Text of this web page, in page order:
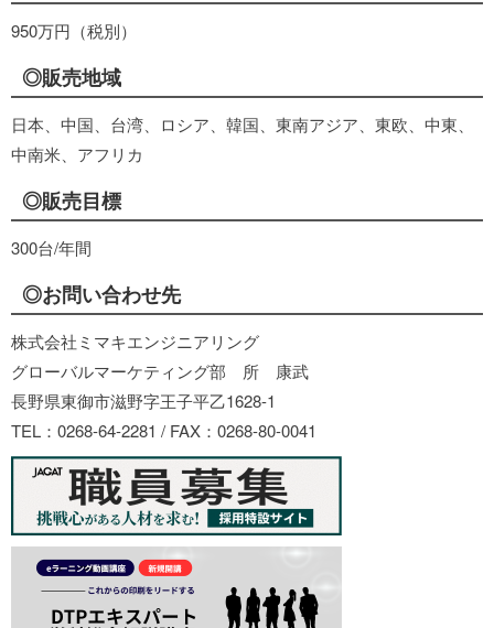
950万円（税別）
◎販売地域
日本、中国、台湾、ロシア、韓国、東南アジア、東欧、中東、
中南米、アフリカ
◎販売目標
300台/年間
◎お問い合わせ先
株式会社ミマキエンジニアリング
グローバルマーケティング部 所 康武
長野県東御市滋野字王子平乙1628-1
TEL：0268-64-2281 / FAX：0268-80-0041